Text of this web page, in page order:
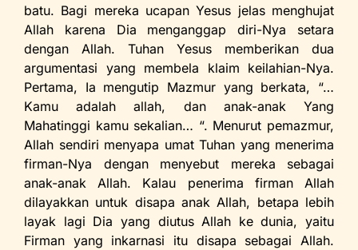
batu. Bagi mereka ucapan Yesus jelas menghujat
Allah karena Dia menganggap diri-Nya setara
dengan Allah. Tuhan Yesus memberikan dua
argumentasi yang membela klaim keilahian-Nya.
Pertama, Ia mengutip Mazmur yang berkata, “…
Kamu adalah allah, dan anak-anak Yang
Mahatinggi kamu sekalian… “. Menurut pemazmur,
Allah sendiri menyapa umat Tuhan yang menerima
firman-Nya dengan menyebut mereka sebagai
anak-anak Allah. Kalau penerima firman Allah
dilayakkan untuk disapa anak Allah, betapa lebih
layak lagi Dia yang diutus Allah ke dunia, yaitu
Firman yang inkarnasi itu disapa sebagai Allah.